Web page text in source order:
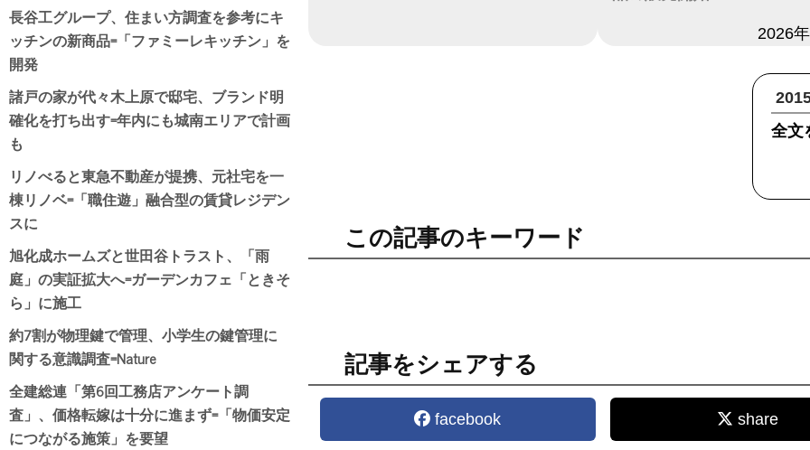
2026
全文
この記事のキーワード
記事をシェアする
facebook share
長谷工グループ、住まい方調査を参考にキ
ッチンの新商品=「ファミーレキッチン」を
開発
諸戸の家が代々木上原で邸宅、ブランド明
確化を打ち出す=年内にも城南エリアで計画
も
リノべると東急不動産が提携、元社宅を一
棟リノベ=「職住遊」融合型の賃貸レジデン
スに
旭化成ホームズと世田谷トラスト、「雨
庭」の実証拡大へ=ガーデンカフェ「ときそ
ら」に施工
約7割が物理鍵で管理、小学生の鍵管理に
関する意識調査=Nature
全建総連「第6回工務店アンケート調
査」、価格転嫁は十分に進まず=「物価安定
につながる施策」を要望